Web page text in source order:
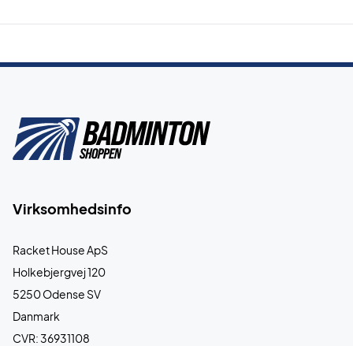
Virksomhedsinfo
Racket House ApS
Holkebjergvej 120
5250 Odense SV
Danmark
CVR: 36931108